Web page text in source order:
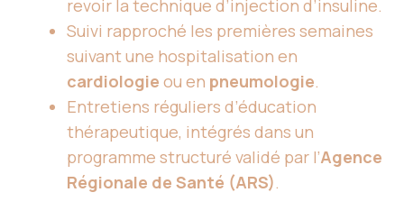
revoir la technique d’injection d’insuline.
Suivi rapproché les premières semaines
suivant une hospitalisation en
cardiologie ou en pneumologie.
Entretiens réguliers d’éducation
thérapeutique, intégrés dans un
programme structuré validé par l’Agence
Régionale de Santé (ARS).